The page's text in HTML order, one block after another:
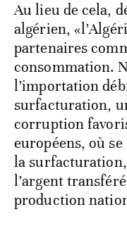
Au lieu de cela,
algérien,
partenaires
consommation.
l’importation
surfacturation,
corruption
européens, où
la
l’argent
production